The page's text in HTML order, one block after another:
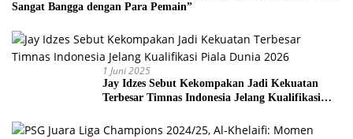
Sangat Bangga dengan Para Pemain”
1 Juni 2025
Jay Idzes Sebut Kekompakan Jadi Kekuatan
Terbesar Timnas Indonesia Jelang Kualifikasi